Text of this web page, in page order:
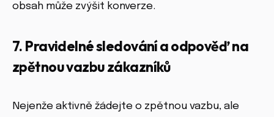
obsah může zvýšit konverze.
7. Pravidelné sledování a odpověď na
zpětnou vazbu zákazníků
Nejenže aktivně žádejte o zpětnou vazbu, ale